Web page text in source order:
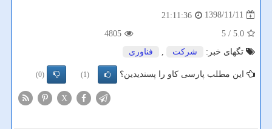
1398/11/11
21:11:36
5.0
/ 5
4805
تگهای خبر:
شركت , فناوری
این مطلب پارسی کاو را پسندیدین؟ (1)
(0)
X